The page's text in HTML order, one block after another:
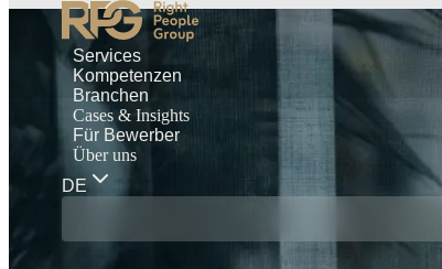
Services
Kompetenzen
Branchen
Cases & Insights
Für Bewerber
Über uns
DE